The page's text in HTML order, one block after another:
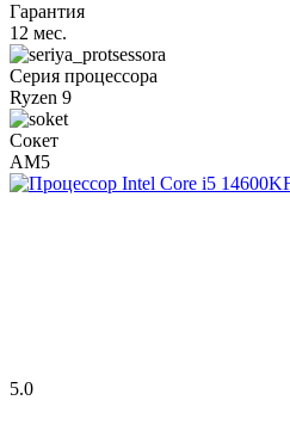
Гарантия
12 мес.
Серия процессора
Ryzen 9
Сокет
AM5
5.0